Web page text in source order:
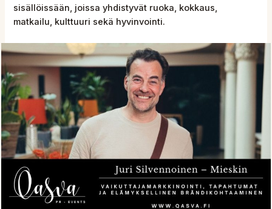
sisällöissään, joissa yhdistyvät ruoka, kokkaus,
matkailu, kulttuuri sekä hyvinvointi.